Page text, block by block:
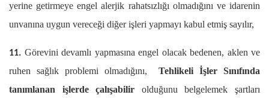
yerine getirmeye engel alerjik rahatsızlığı olmadığını ve idarenin
unvanına uygun vereceği diğer işleri yapmayı kabul etmiş sayılır,
11. Görevini devamlı yapmasına engel olacak bedenen, aklen ve
ruhen sağlık problemi olmadığını,
Tehlikeli İşler Sınıfında
tanımlanan işlerde çalışabilir olduğunu belgelemek şartları